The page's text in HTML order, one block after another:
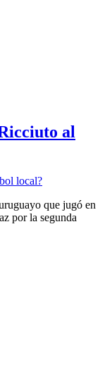
al
que jugó en
por la segunda